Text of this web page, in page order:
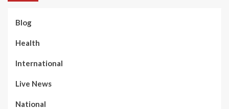
Blog
Health
International
Live News
National